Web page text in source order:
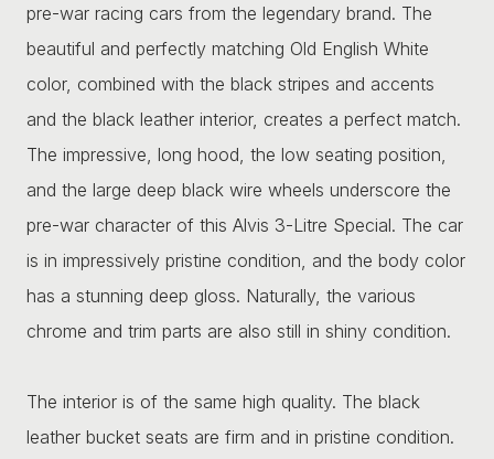
pre-war racing cars from the legendary brand. The
beautiful and perfectly matching Old English White
color, combined with the black stripes and accents
and the black leather interior, creates a perfect match.
The impressive, long hood, the low seating position,
and the large deep black wire wheels underscore the
pre-war character of this Alvis 3-Litre Special. The car
is in impressively pristine condition, and the body color
has a stunning deep gloss. Naturally, the various
chrome and trim parts are also still in shiny condition.
The interior is of the same high quality. The black
leather bucket seats are firm and in pristine condition.